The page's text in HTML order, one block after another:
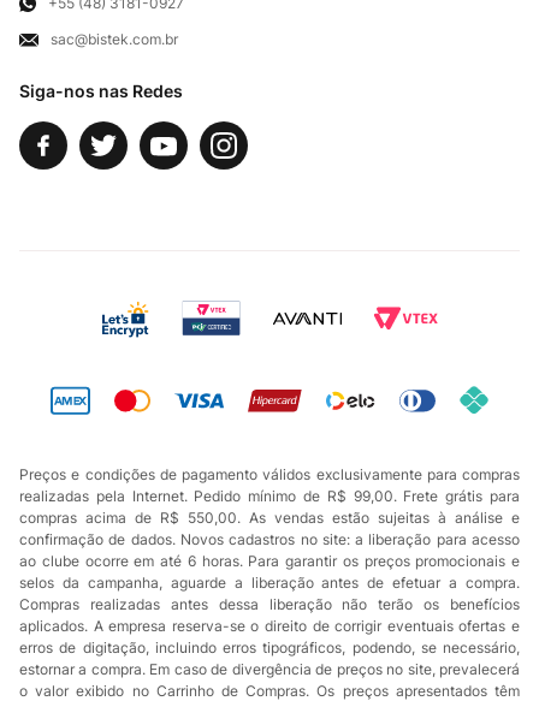
Siga-nos nas Redes
Fale Conosco
+55 (48) 3181-0927
sac@bistek.com.br
Preços e condições de pagamento válidos exclusivamente para compras
realizadas pela Internet. Pedido mínimo de R$ 99,00. Frete grátis para
compras acima de R$ 550,00. As vendas estão sujeitas à análise e
confirmação de dados. Novos cadastros no site: a liberação para acesso
ao clube ocorre em até 6 horas. Para garantir os preços promocionais e
selos da campanha, aguarde a liberação antes de efetuar a compra.
Compras realizadas antes dessa liberação não terão os benefícios
aplicados. A empresa reserva-se o direito de corrigir eventuais ofertas e
erros de digitação, incluindo erros tipográficos, podendo, se necessário,
estornar a compra. Em caso de divergência de preços no site, prevalecerá
o valor exibido no Carrinho de Compras. Os preços apresentados têm